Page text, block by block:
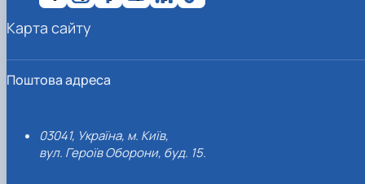
Поштова адреса
03041, Україна, м. Київ,
вул. Героїв Оборони, буд. 15.
Карта сайту